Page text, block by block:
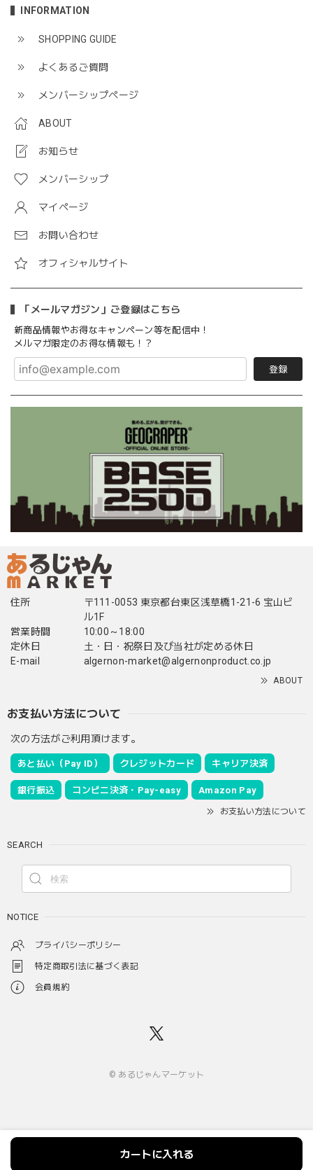
INFORMATION
SHOPPING GUIDE
よくあるご質問
メンバーシップページ
ABOUT
お知らせ
メンバーシップ
マイページ
お問い合わせ
オフィシャルサイト
「メールマガジン」ご登録はこちら
新商品情報やお得なキャンペーン等を配信中！
メルマガ限定のお得な情報も！？
登録
住所
〒111-0053 東京都台東区浅草橋1-21-6 宝山ビ
ル1F
営業時間
10:00～18:00
定休日
土・日・祝祭日及び当社が定める休日
E-mail
algernon-market@algernonproduct.co.jp
ABOUT
お支払い方法について
次の方法がご利用頂けます。
あと払い（Pay ID） クレジットカード キャリア決済
銀行振込 コンビニ決済・Pay-easy Amazon Pay
お支払い方法について
SEARCH
NOTICE
プライバシーポリシー
特定商取引法に基づく表記
会員規約
© あるじゃんマーケット
カートに入れる